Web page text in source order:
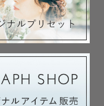
、各年齢のお子様